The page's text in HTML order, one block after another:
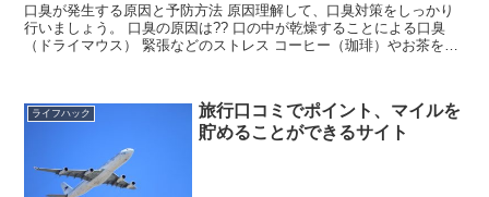
口臭が発生する原因と予防方法 原因理解して、口臭対策をしっかり
行いましょう。 口臭の原因は?? 口の中が乾燥することによる口臭
（ドライマウス） 緊張などのストレス コーヒー（珈琲）やお茶を飲
ライフハック
旅行口コミでポイント、マイルを
貯めることができるサイト